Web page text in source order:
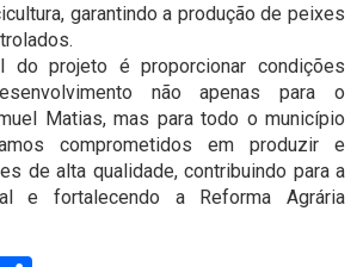
garantindo a produção de peixes
do projeto é proporcionar condições
não apenas para o
Matias, mas para todo o município
comprometidos em produzir e
de alta qualidade, contribuindo para a
e fortalecendo a Reforma Agrária